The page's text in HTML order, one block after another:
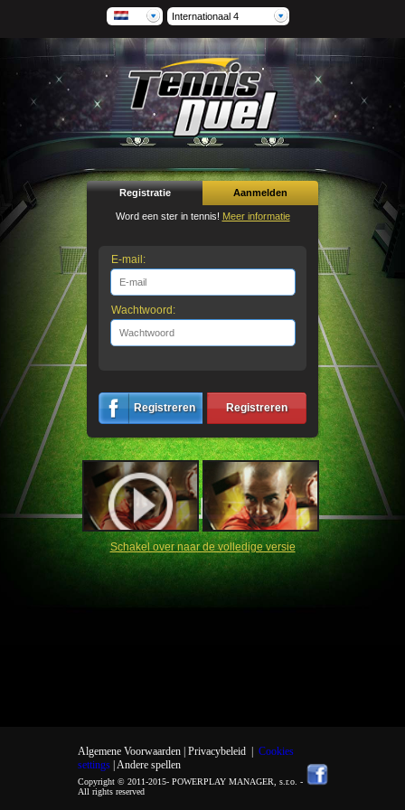
Internationaal 4
Registratie Aanmelden
Word een ster in tennis! Meer informatie
E-mail:
Wachtwoord:
Registreren Registreren
Schakel over naar de volledige versie
Algemene Voorwaarden | Privacybeleid| Cookies
settings | Andere spellen
Copyright © 2011-2015- POWERPLAY MANAGER, s.r.o. -
All rights reserved